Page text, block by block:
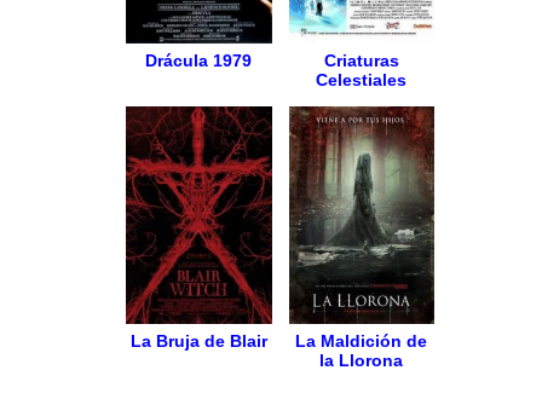
Drácula 1979
Criaturas
Celestiales
La Bruja de Blair
La Maldición de
la Llorona